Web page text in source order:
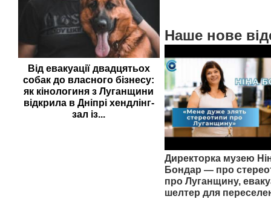
Від евакуації двадцятьох
собак до власного бізнесу:
як кінологиня з Луганщини
відкрила в Дніпрі хендлінг-
зал із...
Наше нове
Директорка музею
Бондар — про
про Луганщину,
шелтер для